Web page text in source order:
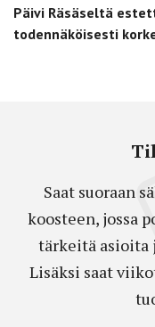
Päivi Räsäseltä
todennäköisesti
Saat suoraan
koosteen, jossa
tärkeitä asioita
Lisäksi saat